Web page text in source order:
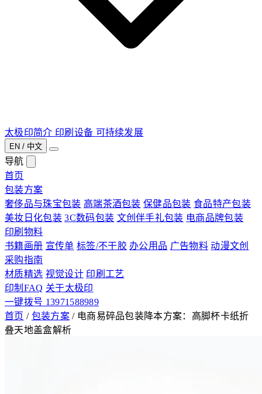
太极印简介 印刷设备 可持续发展
EN / 中文
导航
首页
包装方案
奢侈品与珠宝包装 高端茶酒包装 保健品包装 食品特产包装
美妆日化包装 3C数码包装 文创伴手礼包装 电商品牌包装
印刷物料
书籍画册 宣传单 标签/不干胶 办公用品 广告物料 动漫文创
采购指南
材质精选 视觉设计 印刷工艺
印制FAQ 关于太极印
一键拨号 13971588989
首页 / 包装方案 / 电商易碎品包装降本方案：高脚杯卡纸折
叠天地盖盒解析